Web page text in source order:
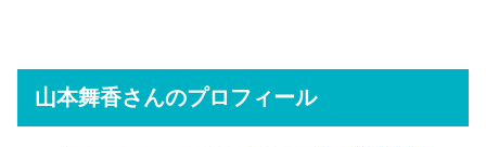
山本舞香さんのプロフィール